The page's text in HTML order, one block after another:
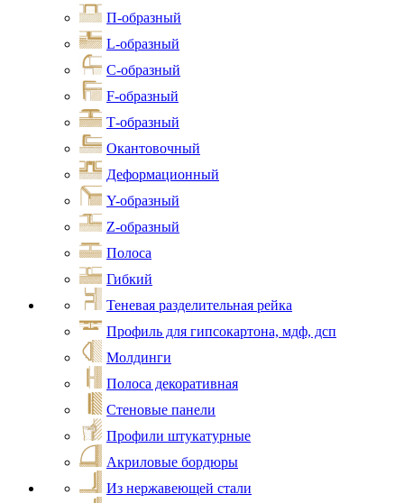
П-образный
L-образный
С-образный
F-образный
Т-образный
Окантовочный
Деформационный
Y-образный
Z-образный
Полоса
Гибкий
Теневая разделительная рейка
Профиль для гипсокартона, мдф, дсп
Молдинги
Полоса декоративная
Стеновые панели
Профили штукатурные
Акриловые бордюры
Из нержавеющей стали